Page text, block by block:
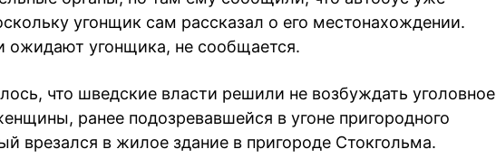
угонщик сам рассказал о его местонахождении.
ожидают угонщика, не сообщается.
что шведские власти решили не возбуждать уголовное
ранее подозревавшейся в угоне пригородного
врезался в жилое здание в пригороде Стокгольма.